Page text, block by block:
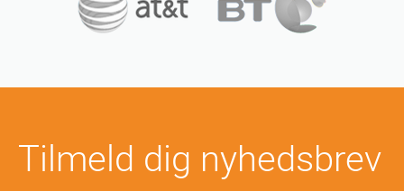
Tilmeld dig nyhedsbrev